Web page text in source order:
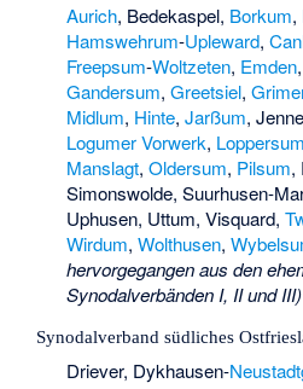
Aurich, Bedekaspel, Borkum,
Hamswehrum-Upleward,
Freepsum-Woltzeten, Emden
Gandersum, Greetsiel,
Midlum, Hinte, Jarßum,
Logumer Vorwerk, Loppersum
Manslagt, Oldersum, Pilsum,
Simonswolde, Suurhusen-
Uphusen, Uttum, Visquard,
Wirdum, Wolthusen,
hervorgegangen aus den
Synodalverbänden I, II und III)
Synodalverband südliches
Driever, Dykhausen-